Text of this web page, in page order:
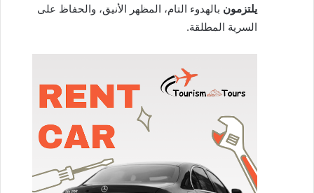
يلتزمون بالهدوء التام، المظهر الأنيق، والحفاظ على
السرية المطلقة.